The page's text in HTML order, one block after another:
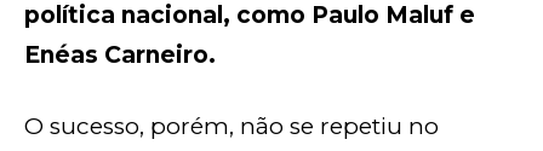
política nacional, como Paulo Maluf e
Enéas Carneiro.
O sucesso, porém, não se repetiu no